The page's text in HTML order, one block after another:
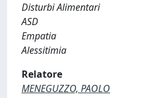
Disturbi Alimentari
ASD
Empatia
Alessitimia
Relatore
MENEGUZZO, PAOLO